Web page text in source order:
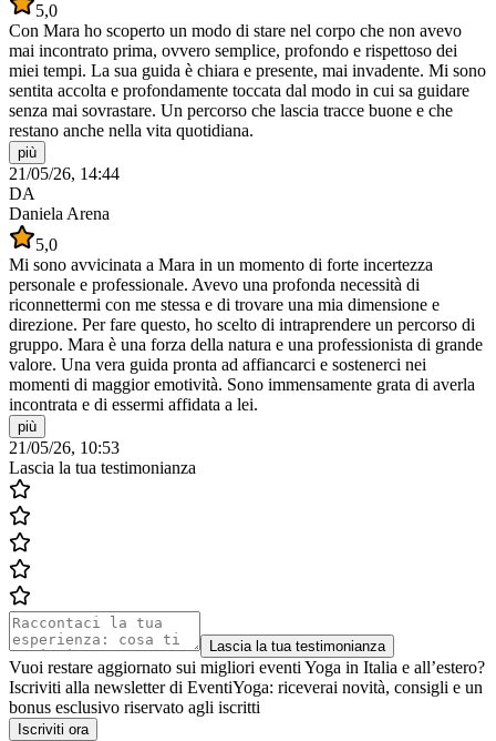
5,0
Con Mara ho scoperto un modo di stare nel corpo che non avevo
mai incontrato prima, ovvero semplice, profondo e rispettoso dei
miei tempi. La sua guida è chiara e presente, mai invadente. Mi sono
sentita accolta e profondamente toccata dal modo in cui sa guidare
senza mai sovrastare. Un percorso che lascia tracce buone e che
restano anche nella vita quotidiana.
più
21/05/26, 14:44
DA
Daniela Arena
5,0
Mi sono avvicinata a Mara in un momento di forte incertezza
personale e professionale. Avevo una profonda necessità di
riconnettermi con me stessa e di trovare una mia dimensione e
direzione. Per fare questo, ho scelto di intraprendere un percorso di
gruppo. Mara è una forza della natura e una professionista di grande
valore. Una vera guida pronta ad affiancarci e sostenerci nei
momenti di maggior emotività. Sono immensamente grata di averla
incontrata e di essermi affidata a lei.
più
21/05/26, 10:53
Lascia la tua testimonianza
Lascia la tua testimonianza
Vuoi restare aggiornato sui migliori eventi Yoga in Italia e all’estero?
Iscriviti alla newsletter di EventiYoga: riceverai novità, consigli e un
bonus esclusivo riservato agli iscritti
Iscriviti ora